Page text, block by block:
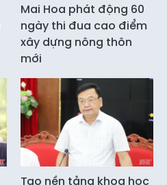
Mai Hoa phát động 60
ngày thi đua cao điểm
xây dựng nông thôn
mới
Tạo nền tảng khoa học